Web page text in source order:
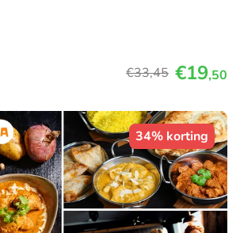
€33,45 €19,50
34% korting